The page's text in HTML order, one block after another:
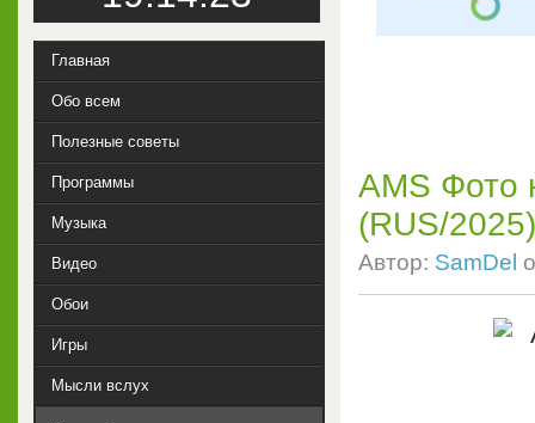
AMS Фото
(RUS/2025)
Автор: SamDel
Главная
Обо всем
Полезные советы
Программы
Музыка
Видео
Обои
Игры
Мысли вслух